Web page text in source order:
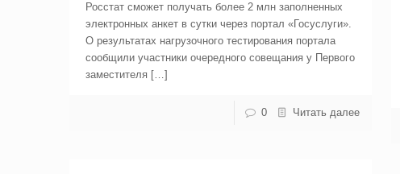
Росстат сможет получать более 2 млн заполненных
электронных анкет в сутки через портал «Госуслуги».
О результатах нагрузочного тестирования портала
сообщили участники очередного совещания у Первого
заместителя […]
0 Читать далее